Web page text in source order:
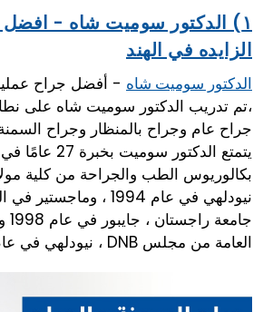
١) الدكتور سوميت شاه - افضل
الزايده في الهند
الدكتور سوميت شاه - أفضل جراح
،تم تدريب الدكتور سوميت شاه على
جراح عام وجراح بالمنظار وجراح
يتمتع الدكتور
بكالوريوس الطب والجراحة من كلية
نيودلهي في عام 1994 ،
العامة من مجلس DNB ، نيودلهي في عام 2000.